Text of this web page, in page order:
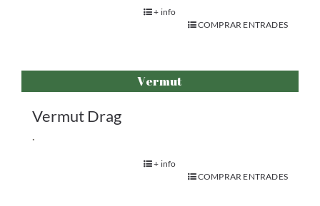
+ info
COMPRAR ENTRADES
Vermut
Vermut Drag
.
+ info
COMPRAR ENTRADES